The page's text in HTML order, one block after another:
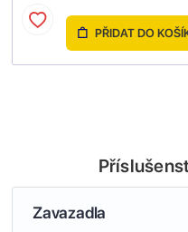
PŘIDAT DO
Zavazadla